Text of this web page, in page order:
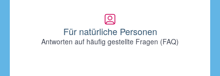
Für natürliche Personen
Antworten auf häufig gestellte Fragen (FAQ)